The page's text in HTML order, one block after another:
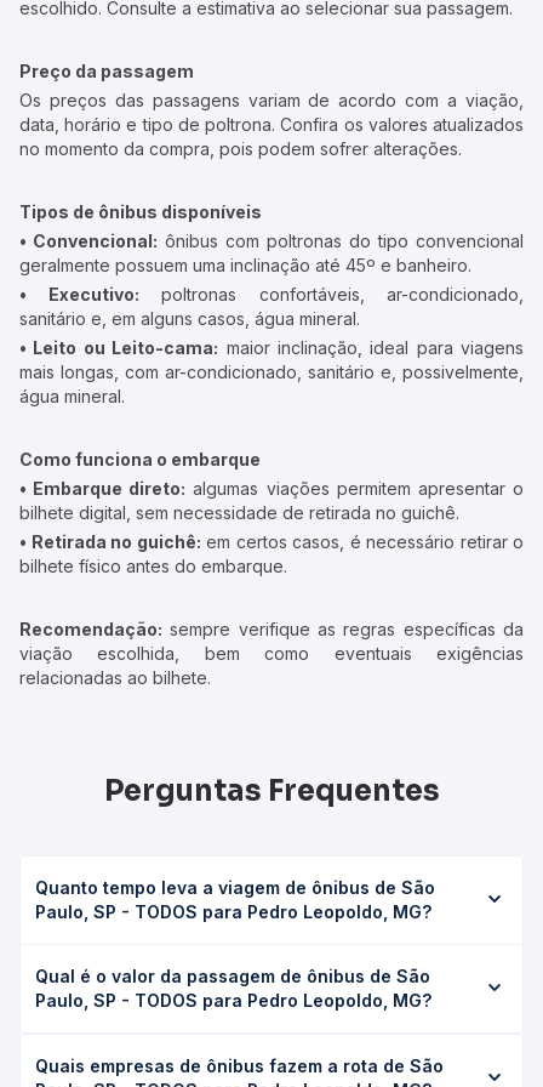
escolhido. Consulte a estimativa ao selecionar sua passagem.
Preço da passagem
Os preços das passagens variam de acordo com a viação,
data, horário e tipo de poltrona. Confira os valores atualizados
no momento da compra, pois podem sofrer alterações.
Tipos de ônibus disponíveis
• Convencional: ônibus com poltronas do tipo convencional
geralmente possuem uma inclinação até 45º e banheiro.
• Executivo: poltronas confortáveis, ar-condicionado,
sanitário e, em alguns casos, água mineral.
• Leito ou Leito-cama: maior inclinação, ideal para viagens
mais longas, com ar-condicionado, sanitário e, possivelmente,
água mineral.
Como funciona o embarque
• Embarque direto: algumas viações permitem apresentar o
bilhete digital, sem necessidade de retirada no guichê.
• Retirada no guichê: em certos casos, é necessário retirar o
bilhete físico antes do embarque.
Recomendação: sempre verifique as regras específicas da
viação escolhida, bem como eventuais exigências
relacionadas ao bilhete.
Perguntas Frequentes
Quanto tempo leva a viagem de ônibus de São
Paulo, SP - TODOS para Pedro Leopoldo, MG?
Pedro Leopoldo, MG leva em média 10h 5min, podendo
variar conforme a viação, o tipo de serviço (convencional,
duração exata de cada opção na data desejada.
Qual é o valor da passagem de ônibus de São
Paulo, SP - TODOS para Pedro Leopoldo, MG?
TODOS para Pedro Leopoldo, MG custa em média R$
Quais empresas de ônibus fazem a rota de São